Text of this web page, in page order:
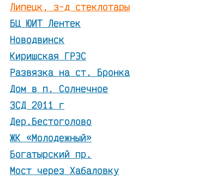
Липецк, з-д стеклотары
БЦ ЮИТ Лентек
Новодвинск
Киришская ГРЭС
Развязка на ст. Бронка
Дом в п. Солнечное
ЗСД 2011 г
Дер.Бестоголово
ЖК «Молодежный»
Богатырский пр.
Мост через Хабаловку